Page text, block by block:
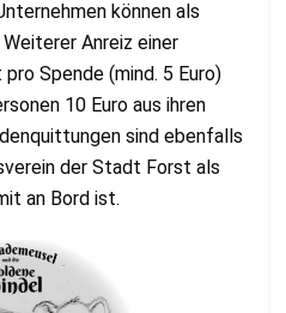
können als
Anreiz einer
Spende (mind. 5 Euro)
10 Euro aus ihren
sind ebenfalls
der Stadt Forst als
an Bord ist.